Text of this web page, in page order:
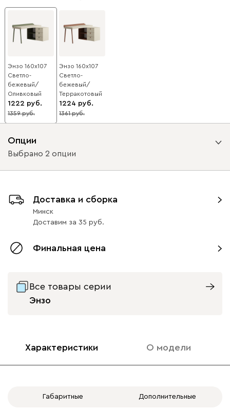
Энзо 160x107
Светло-
бежевый/
Оливковый
1222
10
1359
Энзо 160x107
Светло-
бежевый/
Терракотовый
1224
10
1361
Опции
Выбрано 2 опции
без доводчиков с доводчиками
тумба слева тумба справа
Доставка и сборка
Минск
Доставим за 35
Финальная цена
Все товары серии
Энзо
Характеристики О модели
Габаритные Дополнительные